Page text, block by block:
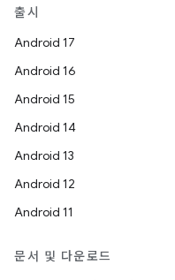
출시
Android 17
Android 16
Android 15
Android 14
Android 13
Android 12
Android 11
문서 및 다운로드